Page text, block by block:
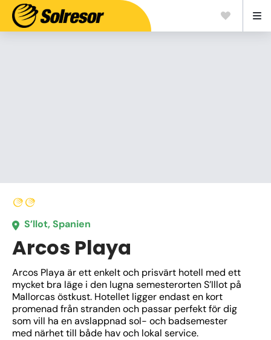
S’llot, Spanien
Arcos Playa
Arcos Playa är ett enkelt och prisvärt hotell med ett
mycket bra läge i den lugna semesterorten S’Illot på
Mallorcas östkust. Hotellet ligger endast en kort
promenad från stranden och passar perfekt för dig
som vill ha en avslappnad sol- och badsemester
med närhet till både hav och lokal service.